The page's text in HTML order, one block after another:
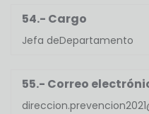
54.- Cargo
Jefa deDepartamento
55.- Correo